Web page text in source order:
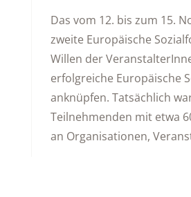
Das vom 12. bis zum 15.
zweite Europäische
Willen der
erfolgreiche Europäische
anknüpfen. Tatsächlich
Teilnehmenden mit etwa
an Organisationen,